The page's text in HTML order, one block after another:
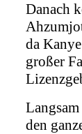
Danach
da
großer
den